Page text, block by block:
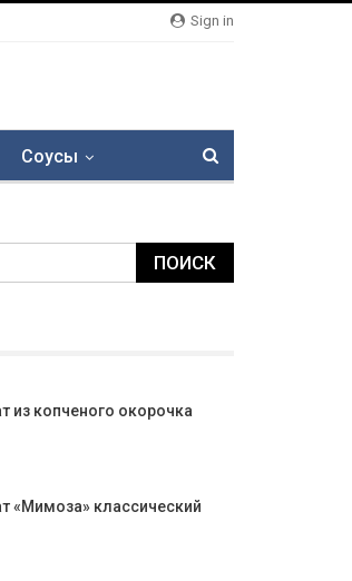
Sign in
Соусы
из копченого окорочка
«Мимоза» классический